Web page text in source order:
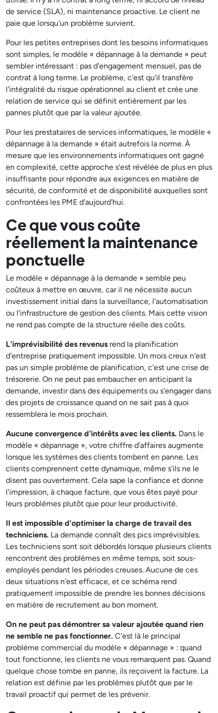
de service (SLA), ni maintenance proactive. Le client ne
paie que lorsqu'un problème survient.
Pour les petites entreprises dont les besoins informatiques
sont simples, le modèle « dépannage à la demande » peut
sembler intéressant : pas d'engagement mensuel, pas de
contrat à long terme. Le problème, c'est qu'il transfère
l'intégralité du risque opérationnel au client et crée une
relation de service qui se définit entièrement par les
pannes plutôt que par la valeur ajoutée.
Pour les prestataires de services informatiques, le modèle «
dépannage à la demande » était autrefois la norme. À
mesure que les environnements informatiques ont gagné
en complexité, cette approche s'est révélée de plus en plus
insuffisante pour répondre aux exigences en matière de
sécurité, de conformité et de disponibilité auxquelles sont
confrontées les PME d'aujourd'hui.
Ce que vous coûte
réellement la maintenance
ponctuelle
Le modèle « dépannage à la demande » semble peu
coûteux à mettre en œuvre, car il ne nécessite aucun
investissement initial dans la surveillance, l'automatisation
ou l'infrastructure de gestion des clients. Mais cette vision
ne rend pas compte de la structure réelle des coûts.
L'imprévisibilité des revenus rend la planification
d'entreprise pratiquement impossible. Un mois creux n'est
pas un simple problème de planification, c'est une crise de
trésorerie. On ne peut pas embaucher en anticipant la
demande, investir dans des équipements ou s'engager dans
des projets de croissance quand on ne sait pas à quoi
ressemblera le mois prochain.
Aucune convergence d'intérêts avec les clients. Dans le
modèle « dépannage », votre chiffre d'affaires augmente
lorsque les systèmes des clients tombent en panne. Les
clients comprennent cette dynamique, même s'ils ne le
disent pas ouvertement. Cela sape la confiance et donne
l'impression, à chaque facture, que vous êtes payé pour
leurs problèmes plutôt que pour leur productivité.
Il est impossible d'optimiser la charge de travail des
techniciens. La demande connaît des pics imprévisibles.
Les techniciens sont soit débordés lorsque plusieurs clients
rencontrent des problèmes en même temps, soit sous-
employés pendant les périodes creuses. Aucune de ces
deux situations n'est efficace, et ce schéma rend
pratiquement impossible de prendre les bonnes décisions
en matière de recrutement au bon moment.
On ne peut pas démontrer sa valeur ajoutée quand rien
ne semble ne pas fonctionner. C'est là le principal
problème commercial du modèle « dépannage » : quand
tout fonctionne, les clients ne vous remarquent pas. Quand
quelque chose tombe en panne, ils reçoivent la facture. La
relation est définie par les problèmes plutôt que par le
travail proactif qui permet de les prévenir.